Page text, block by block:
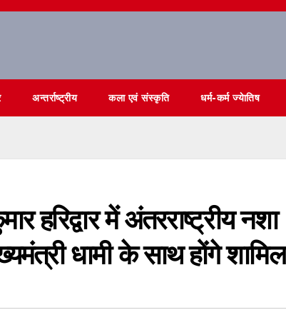
अन्तर्राष्ट्रीय कला एवं संस्कृति धर्म-कर्म ज्येातिष
हरिद्वार में अंतरराष्ट्रीय नशा
धामी के साथ होंगे शामिल